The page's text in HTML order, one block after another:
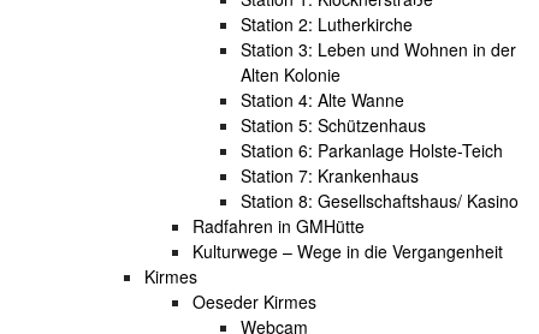
Station 2: Lutherkirche
Station 3: Leben und Wohnen in der
Alten Kolonie
Station 4: Alte Wanne
Station 5: Schützenhaus
Station 6: Parkanlage Holste-Teich
Station 7: Krankenhaus
Station 8: Gesellschaftshaus/ Kasino
Radfahren in GMHütte
Kulturwege – Wege in die Vergangenheit
Kirmes
Oeseder Kirmes
Webcam